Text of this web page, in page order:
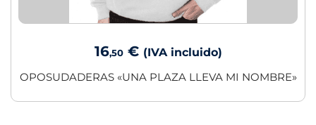
16,50 € (IVA incluido)
OPOSUDADERAS «UNA PLAZA LLEVA MI NOMBRE»